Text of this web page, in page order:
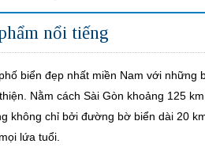
nổi tiếng
biển đẹp nhất miền Nam với những
Nằm cách Sài Gòn khoảng 125
không chỉ bởi đường bờ biển dài 20
lứa tuổi.